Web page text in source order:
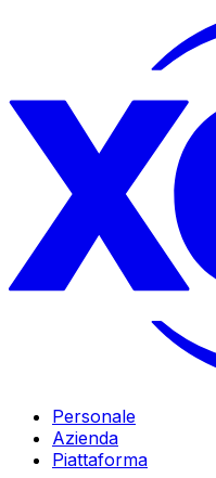
Personale
Azienda
Piattaforma